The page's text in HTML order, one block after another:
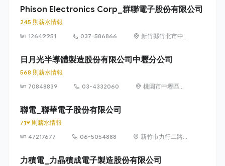
Phison Electronics Corp_群聯電子股份有限公司
245 則薪水情報
12649951
037-586866
新竹縣竹北市中
號10樓之6
日月光半導體製造股份有限公司中壢分公司
568 則薪水情報
70848839
03-4332060
桃園市中壢區中
聯電_聯華電子股份有限公司
719 則薪水情報
47217677
06-5054888
新竹市力行二路3
區）
力積電_力晶積成電子製造股份有限公司